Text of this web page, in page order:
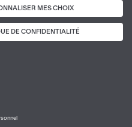
MES CHOIX
DE CONFIDENTIALITÉ